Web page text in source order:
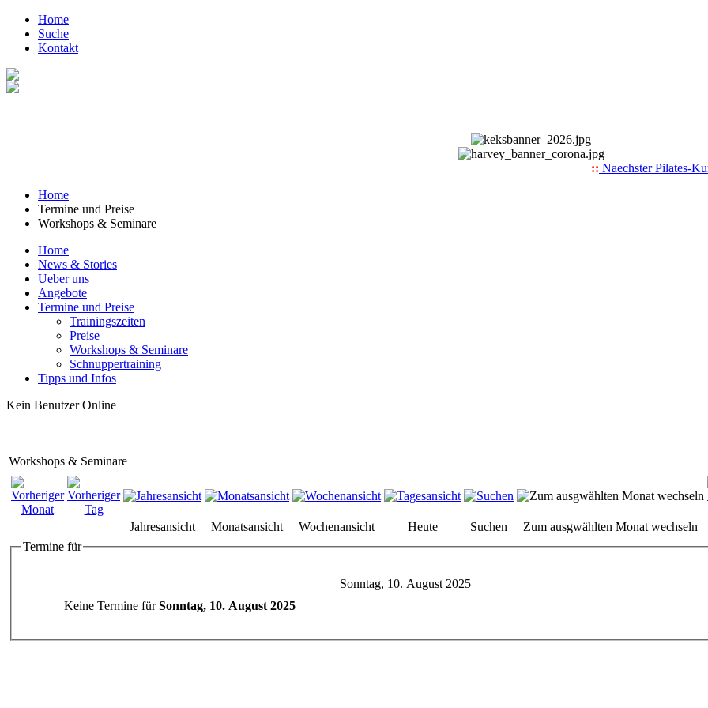
Home
Suche
Kontakt
::Naechster Pilates-
Home
Termine und Preise
Workshops & Seminare
Home
News & Stories
Ueber uns
Angebote
Termine und Preise
Trainingszeiten
Preise
Workshops & Seminare
Schnuppertraining
Tipps und Infos
Kein Benutzer Online
Workshops & Seminare
Jahresansicht Monatsansicht Wochenansicht Heute Suchen
Zum ausgwählten Monat wechseln
Termine für
Sonntag, 10. August 2025
Keine Termine fürSonntag, 10. August 2025